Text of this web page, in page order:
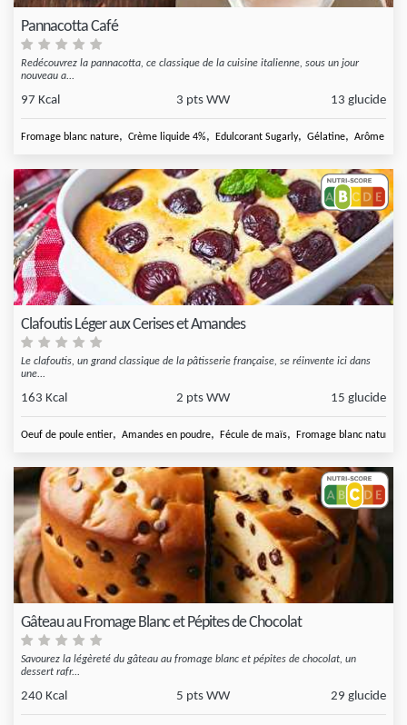
Pannacotta Café
Redécouvrez la pannacotta, ce classique de la cuisine italienne, sous un jour
nouveau a...
97 Kcal 3 pts WW 13 glucide
Fromage blanc nature, Crème liquide 4%, Edulcorant Sugarly, Gélatine, Arôme
Clafoutis Léger aux Cerises et Amandes
Le clafoutis, un grand classique de la pâtisserie française, se réinvente ici dans
une...
163 Kcal 2 pts WW 15 glucide
Oeuf de poule entier, Amandes en poudre, Fécule de maïs, Fromage blanc nature
Gâteau au Fromage Blanc et Pépites de Chocolat
Savourez la légèreté du gâteau au fromage blanc et pépites de chocolat, un
dessert rafr...
240 Kcal 5 pts WW 29 glucide